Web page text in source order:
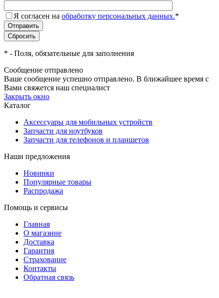
Я согласен на обработку персональных данных.*
* - Поля, обязательные для заполнения
Сообщение отправлено
Ваше сообщение успешно отправлено. В ближайшее время с
Вами свяжется наш специалист
Закрыть окно
Каталог
Аксессуары для мобильных устройств
Запчасти для ноутбуков
Запчасти для телефонов и планшетов
Наши предложения
Новинки
Популярные товары
Распродажа
Помощь и сервисы
Главная
О магазине
Доставка
Гарантия
Страхование
Контакты
Обратная связь